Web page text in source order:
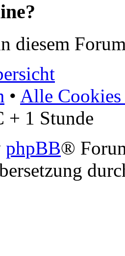
diesem
• Alle Cookies
+ 1 Stunde
phpBB®